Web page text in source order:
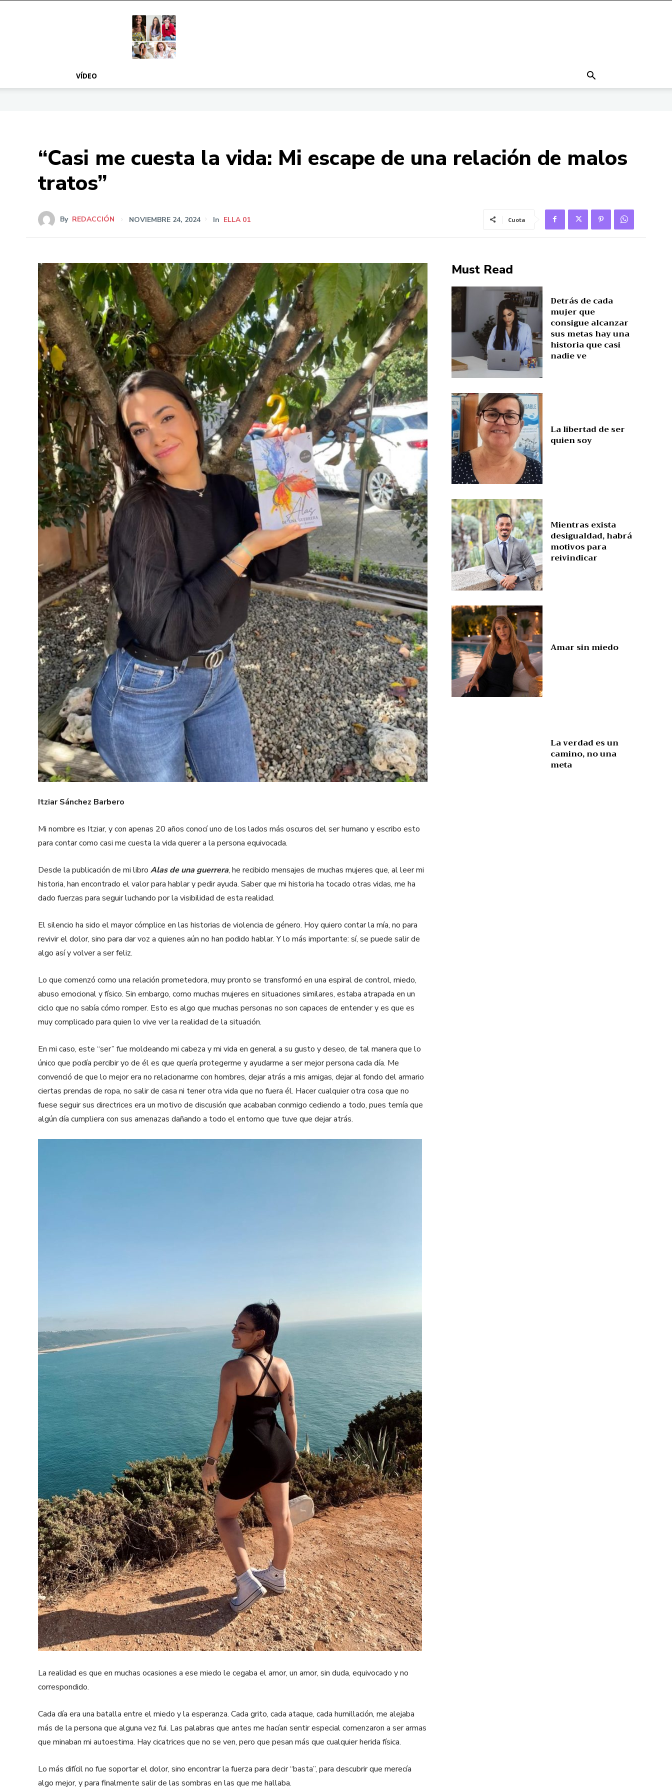
MÁS
NOSOTRAS
VÍDEO
“Casi me cuesta la vida: Mi escape de una relación de malos
tratos”
By REDACCIÓN NOVIEMBRE 24, 2024 In ELLA 01 Cuota
Itziar Sánchez Barbero
Mi nombre es Itziar, y con apenas 20 años conocí uno de los lados más oscuros del ser humano y escribo esto
para contar como casi me cuesta la vida querer a la persona equivocada.
Desde la publicación de mi libro Alas de una guerrera, he recibido mensajes de muchas mujeres que, al leer mi
historia, han encontrado el valor para hablar y pedir ayuda. Saber que mi historia ha tocado otras vidas, me ha
dado fuerzas para seguir luchando por la visibilidad de esta realidad.
El silencio ha sido el mayor cómplice en las historias de violencia de género. Hoy quiero contar la mía, no para
revivir el dolor, sino para dar voz a quienes aún no han podido hablar. Y lo más importante: sí, se puede salir de
algo así y volver a ser feliz.
Lo que comenzó como una relación prometedora, muy pronto se transformó en una espiral de control, miedo,
abuso emocional y físico. Sin embargo, como muchas mujeres en situaciones similares, estaba atrapada en un
ciclo que no sabía cómo romper. Esto es algo que muchas personas no son capaces de entender y es que es
muy complicado para quien lo vive ver la realidad de la situación.
En mi caso, este “ser” fue moldeando mi cabeza y mi vida en general a su gusto y deseo, de tal manera que lo
único que podía percibir yo de él es que quería protegerme y ayudarme a ser mejor persona cada día. Me
convenció de que lo mejor era no relacionarme con hombres, dejar atrás a mis amigas, dejar al fondo del armario
ciertas prendas de ropa, no salir de casa ni tener otra vida que no fuera él. Hacer cualquier otra cosa que no
fuese seguir sus directrices era un motivo de discusión que acababan conmigo cediendo a todo, pues temía que
algún día cumpliera con sus amenazas dañando a todo el entorno que tuve que dejar atrás.
La realidad es que en muchas ocasiones a ese miedo le cegaba el amor, un amor, sin duda, equivocado y no
correspondido.
Cada día era una batalla entre el miedo y la esperanza. Cada grito, cada ataque, cada humillación, me alejaba
más de la persona que alguna vez fui. Las palabras que antes me hacían sentir especial comenzaron a ser armas
que minaban mi autoestima. Hay cicatrices que no se ven, pero que pesan más que cualquier herida física.
Lo más difícil no fue soportar el dolor, sino encontrar la fuerza para decir “basta”, para descubrir que merecía
algo mejor, y para finalmente salir de las sombras en las que me hallaba.
Must Read
Detrás de cada
mujer que
consigue alcanzar
sus metas hay una
historia que casi
nadie ve
La libertad de ser
quien soy
Mientras exista
desigualdad, habrá
motivos para
reivindicar
Amar sin miedo
La verdad es un
camino, no una
meta